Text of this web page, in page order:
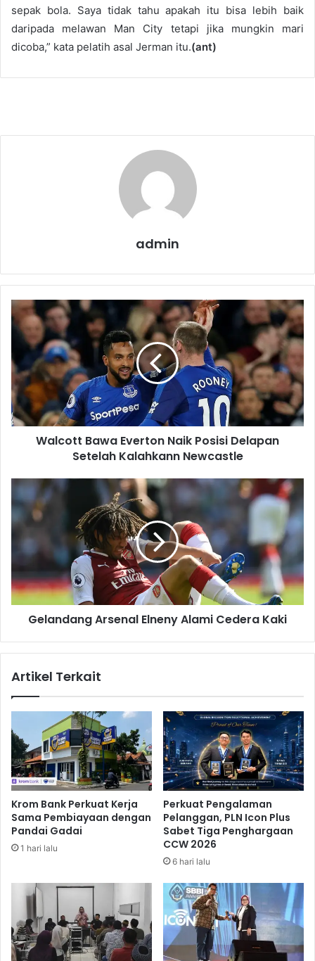
sepak bola. Saya tidak tahu apakah itu bisa lebih baik
daripada melawan Man City tetapi jika mungkin mari
dicoba,” kata pelatih asal Jerman itu.(ant)
admin
W
a
c
o
t
B
a
v
e
t
N
a
i
i
e
a
p
a
n
S
t
l
K
a
l
Walcott Bawa Everton Naik Posisi Delapan
Setelah Kalahkann Newcastle
G
e
a
a
n
g
n
l
n
e
n
A
l
m
C
e
r
a
Gelandang Arsenal Elneny Alami Cedera Kaki
Artikel Terkait
Krom Bank Perkuat Kerja
Sama Pembiayaan dengan
Pandai Gadai
1 hari lalu
Perkuat Pengalaman
Pelanggan, PLN Icon Plus
Sabet Tiga Penghargaan
CCW 2026
6 hari lalu